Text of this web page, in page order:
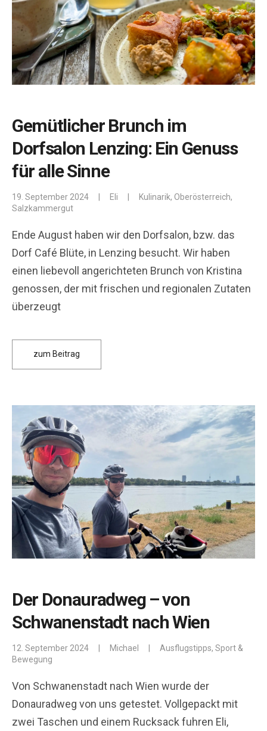
Gemütlicher Brunch im
Dorfsalon Lenzing: Ein Genuss
für alle Sinne
19. September 2024 Eli Kulinarik, Oberösterreich,
Salzkammergut
Ende August haben wir den Dorfsalon, bzw. das
Dorf Café Blüte, in Lenzing besucht. Wir haben
einen liebevoll angerichteten Brunch von Kristina
genossen, der mit frischen und regionalen Zutaten
überzeugt
zum Beitrag
Der Donauradweg – von
Schwanenstadt nach Wien
12. September 2024 Michael Ausflugstipps, Sport &
Bewegung
Von Schwanenstadt nach Wien wurde der
Donauradweg von uns getestet. Vollgepackt mit
zwei Taschen und einem Rucksack fuhren Eli,